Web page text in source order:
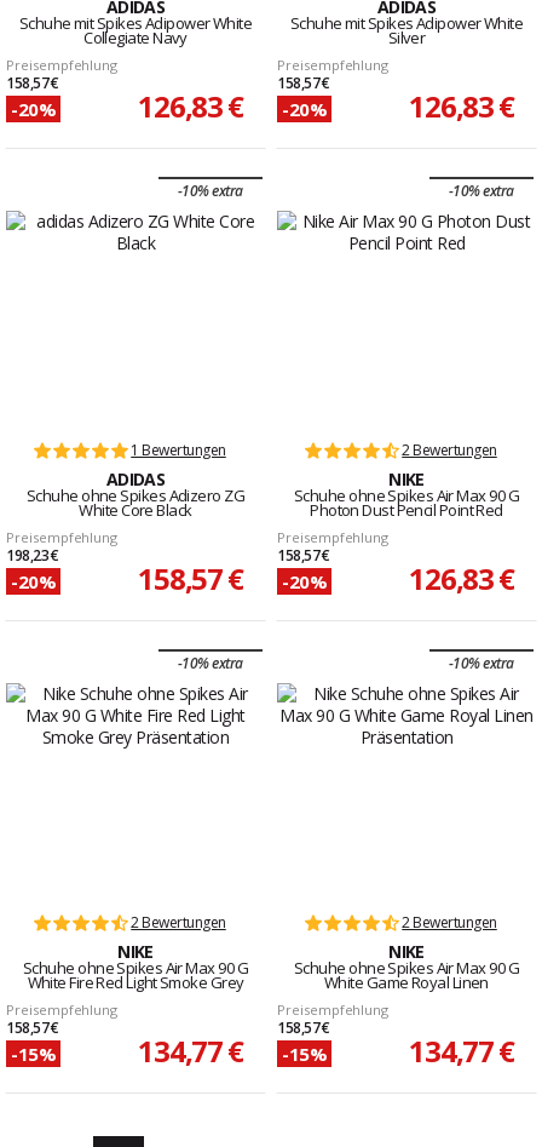
ADIDAS
Schuhe mit Spikes Adipower White
Collegiate Navy
Preisempfehlung
158,57 €
-20% 126,83 €
ADIDAS
Schuhe mit Spikes Adipower White
Silver
Preisempfehlung
158,57 €
-20% 126,83 €
-10% extra
1 Bewertungen
ADIDAS
Schuhe ohne Spikes Adizero ZG
White Core Black
Preisempfehlung
198,23 €
-20% 158,57 €
-10% extra
2 Bewertungen
NIKE
Schuhe ohne Spikes Air Max 90 G
Photon Dust Pencil Point Red
Preisempfehlung
158,57 €
-20% 126,83 €
-10% extra
2 Bewertungen
NIKE
Schuhe ohne Spikes Air Max 90 G
White Fire Red Light Smoke Grey
Preisempfehlung
158,57 €
-15% 134,77 €
-10% extra
2 Bewertungen
NIKE
Schuhe ohne Spikes Air Max 90 G
White Game Royal Linen
Preisempfehlung
158,57 €
-15% 134,77 €